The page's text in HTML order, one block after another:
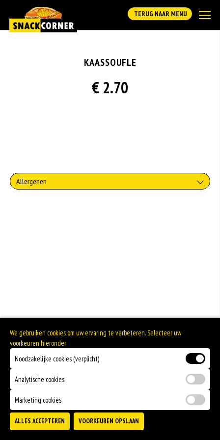
TERUG NAAR MENU
KAASSOUFLE
€ 2.70
Allergenen
We gebruiken cookies om uw ervaring te verbeteren. Selecteer uw
voorkeuren hieronder
Noodzakelijke cookies (verplicht)
Analytische cookies
Marketing cookies
ALLES ACCEPTEREN VOORKEUREN OPSLAAN